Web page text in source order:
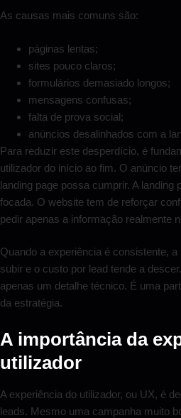
As causas mais comuns são:
páginas lentas;
sites pouco claros;
formulários demasiado longos;
mensagens confusas;
falta de prova social;
anúncios desalinhados com a
Para reduzir este desperdício, é
utilizador do início ao fim. O anúncio
landing page possa cumprir. A landing
focada. O website tem de reforçar
pedir apenas a informação realmente
Quando a experiência é consistente,
subir e o custo por lead tende a
apenas um detalhe técnico. É uma
da estratégia.
A importância da
utilizador
A experiência do utilizador, ou UX, é
leads. Mesmo uma campanha muito